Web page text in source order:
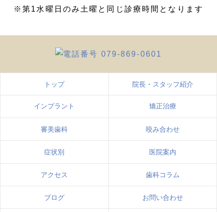
※第1水曜日のみ土曜と同じ診療時間となります
トップ 院長・スタッフ紹介
インプラント 矯正治療
審美歯科 咬み合わせ
症状別 医院案内
アクセス 歯科コラム
ブログ お問い合わせ